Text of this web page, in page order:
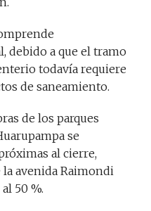
debido a que el tramo
todavía requiere
de saneamiento.
de los parques
se
al cierre,
avenida Raimondi
50 %.